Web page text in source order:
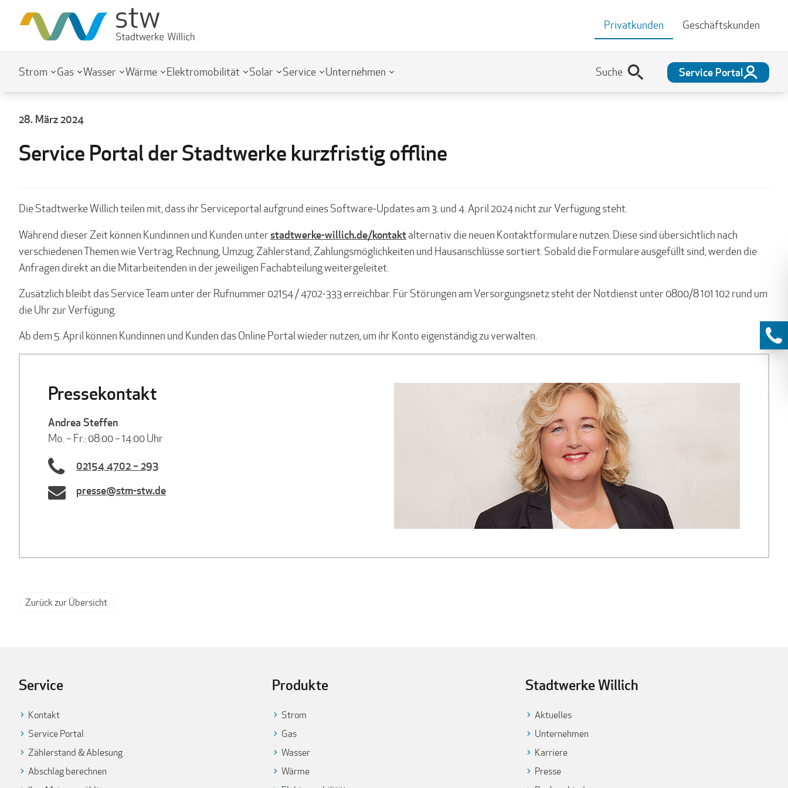
Privatkunden Geschäftskunden
Strom Gas Wasser Wärme Elektromobilität Solar Service Unternehmen Service Portal
28. März 2024
Service Portal der Stadtwerke kurzfristig offline
Die Stadtwerke Willich teilen mit, dass ihr Serviceportal aufgrund eines Software-Updates am 3. und 4. April 2024 nicht zur Verfügung steht.
Während dieser Zeit können Kundinnen und Kunden unterstadtwerke-willich.de/kontaktalternativ die neuen Kontaktformulare nutzen. Diese sind übersichtlich nach
verschiedenen Themen wie Vertrag, Rechnung, Umzug, Zählerstand, Zahlungsmöglichkeiten und Hausanschlüsse sortiert. Sobald die Formulare ausgefüllt sind, werden die
Anfragen direkt an die Mitarbeitenden in der jeweiligen Fachabteilung weitergeleitet.
Zusätzlich bleibt das Service Team unter der Rufnummer 02154 / 4702-333 erreichbar. Für Störungen am Versorgungsnetz steht der Notdienst unter 0800/8 101 102 rund um
die Uhr zur Verfügung.
Ab dem 5. April können Kundinnen und Kunden das Online Portal wieder nutzen, um ihr Konto eigenständig zu verwalten.
Pressekontakt
Andrea Steffen
Mo. – Fr.: 08:00 – 14:00 Uhr
02154 4702 – 293
presse@stm-stw.de
Zurück zur Übersicht
Service
Kontakt
Service Portal
Zählerstand & Ablesung
Abschlag berechnen
Produkte
Strom
Gas
Wasser
Wärme
Stadtwerke Willich
Aktuelles
Unternehmen
Karriere
Presse